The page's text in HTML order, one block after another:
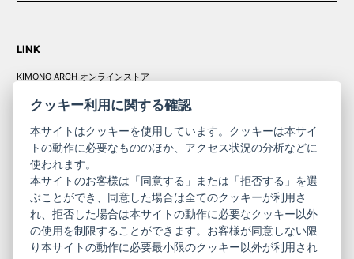
LINK
KIMONO ARCH オンラインストア
コーポレート
サイト
きものやまと振
袖
サイト
ニュースレター
ご利用案内
クッキー利用に関する確認
本サイトはクッキーを使用しています。クッキーは本サイ
トの動作に必要なもののほか、アクセス状況の分析などに
使われます。
本サイトのお客様は「同意する」または「拒否する」を選
ぶことができ、同意した場合は全てのクッキーが利用さ
れ、拒否した場合は本サイトの動作に必要なクッキー以外
の使用を制限することができます。お客様が同意しない限
り本サイトの動作に必要最小限のクッキー以外が利用され